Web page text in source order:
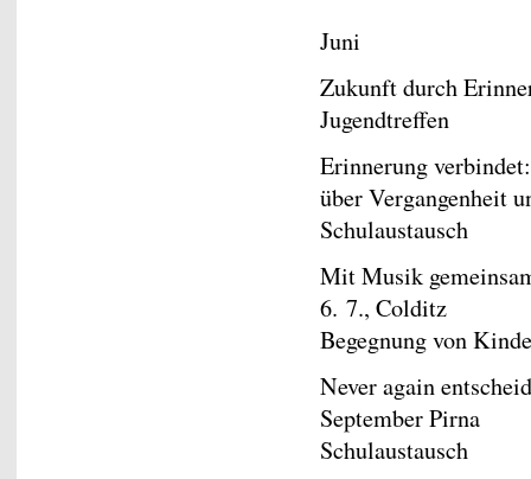
Juni
Zukunft durch
Jugendtreffen
Erinnerung
über Vergangenheit
Schulaustausch
Mit Musik
6. 7., Colditz
Begegnung von
Never again
September Pirna
Schulaustausch